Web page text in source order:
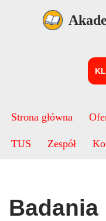
Strona główna
TUS Zespół
Badania